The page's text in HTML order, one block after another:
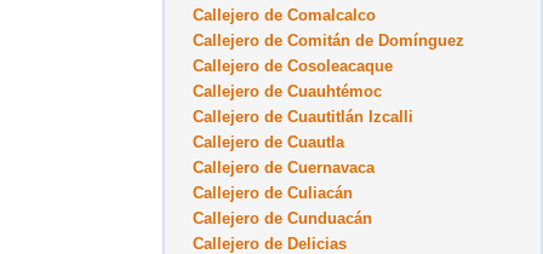
Callejero de Comalcalco
Callejero de Comitán de Domínguez
Callejero de Cosoleacaque
Callejero de Cuauhtémoc
Callejero de Cuautitlán Izcalli
Callejero de Cuautla
Callejero de Cuernavaca
Callejero de Culiacán
Callejero de Cunduacán
Callejero de Delicias